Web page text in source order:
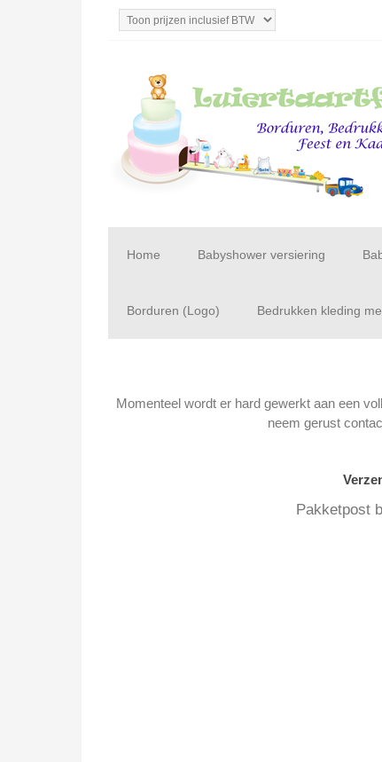
Home Babyshower versiering
Borduren (Logo) Bedrukken kleding
Momenteel wordt er hard gewerkt aan een
neem gerust
Pakketpost